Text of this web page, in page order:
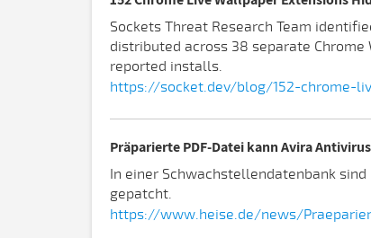
Sockets Threat Research Team
distributed across 38 separate
reported installs.
https://socket.dev/blog/152-chrome-
Präparierte PDF-Datei kann Avira
In einer Schwachstellendatenbank
gepatcht.
https://www.heise.de/news/